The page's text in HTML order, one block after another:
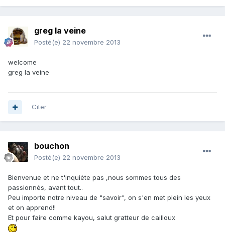
greg la veine
Posté(e) 22 novembre 2013
welcome
greg la veine
Citer
bouchon
Posté(e) 22 novembre 2013
Bienvenue et ne t'inquiète pas ,nous sommes tous des
passionnés, avant tout..
Peu importe notre niveau de "savoir", on s'en met plein les yeux
et on apprend!!
Et pour faire comme kayou, salut gratteur de cailloux